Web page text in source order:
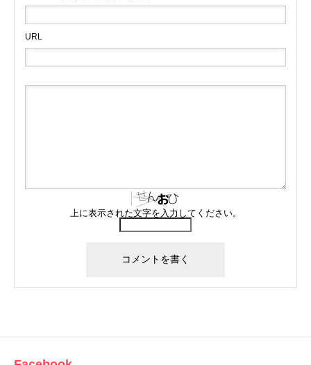
URL
上に表示された文字を入力してください。